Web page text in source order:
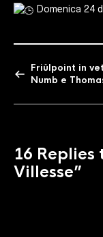
Domenica 24
Friûlpoint in
Numb e
16 Replies
Villesse”